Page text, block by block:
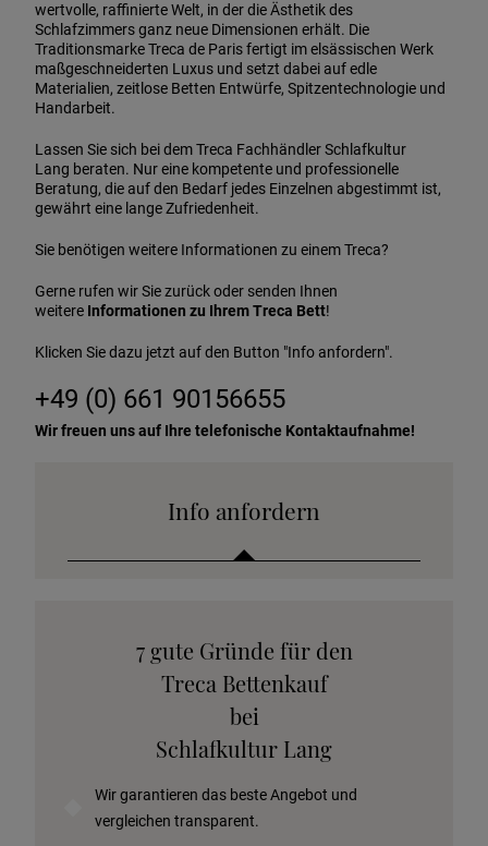
wertvolle, raffinierte Welt, in der die Ästhetik des
Schlafzimmers ganz neue Dimensionen erhält. Die
Traditionsmarke Treca de Paris fertigt im elsässischen Werk
maßgeschneiderten Luxus und setzt dabei auf edle
Materialien, zeitlose Betten Entwürfe, Spitzentechnologie und
Handarbeit.
Lassen Sie sich bei dem Treca Fachhändler Schlafkultur
Lang beraten. Nur eine kompetente und professionelle
Beratung, die auf den Bedarf jedes Einzelnen abgestimmt ist,
gewährt eine lange Zufriedenheit.
Sie benötigen weitere Informationen zu einem Treca?
Gerne rufen wir Sie zurück oder senden Ihnen
weitere Informationen zu Ihrem Treca Bett!
Klicken Sie dazu jetzt auf den Button "Info anfordern".
+49 (0) 661 90156655
Wir freuen uns auf Ihre telefonische Kontaktaufnahme!
Info anfordern
Stoffkollektion anfordern
Telefonische Beratung anfordern
Angebot anfordern
Probeschlafen im Hotel
7 gute Gründe für den
Treca Bettenkauf
bei
Schlafkultur Lang
Wir garantieren das beste Angebot und
vergleichen transparent.